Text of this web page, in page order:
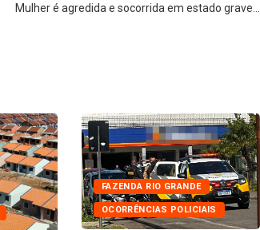
Mulher é agredida e socorrida em estado grave…
FAZENDA RIO GRANDE
OCORRÊNCIAS POLICIAIS